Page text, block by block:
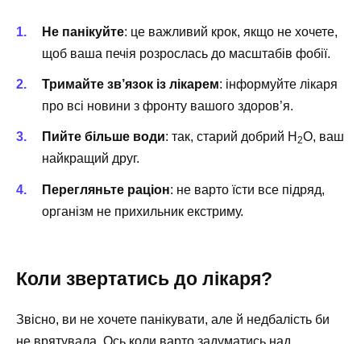
Не панікуйте: це важливий крок, якщо не хочете,
щоб ваша печія розрослась до масштабів фобії.
Тримайте зв’язок із лікарем: інформуйте лікаря
про всі новини з фронту вашого здоров’я.
Пийте більше води: так, старий добрий H 2O, ваш
найкращий друг.
Перегляньте раціон: не варто їсти все підряд,
організм не прихильник екстриму.
Коли звертатись до лікаря?
Звісно, ви не хочете панікувати, але й недбалість би
не врятувала. Ось коли варто задуматись над